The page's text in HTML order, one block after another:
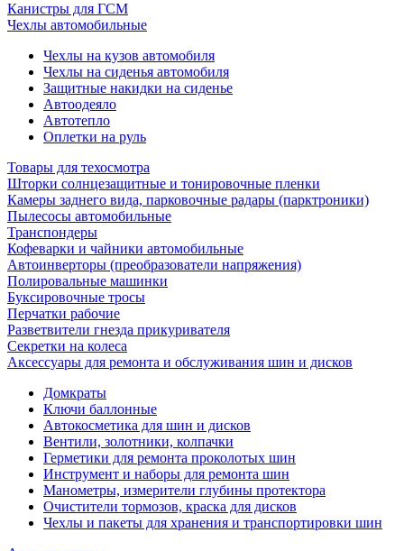
Канистры для ГСМ
Чехлы автомобильные
Чехлы на кузов автомобиля
Чехлы на сиденья автомобиля
Защитные накидки на сиденье
Автоодеяло
Автотепло
Оплетки на руль
Товары для техосмотра
Шторки солнцезащитные и тонировочные пленки
Камеры заднего вида, парковочные радары (парктроники)
Пылесосы автомобильные
Транспондеры
Кофеварки и чайники автомобильные
Автоинверторы (преобразователи напряжения)
Полировальные машинки
Буксировочные тросы
Перчатки рабочие
Разветвители гнезда прикуривателя
Секретки на колеса
Аксессуары для ремонта и обслуживания ‎шин и дисков
Домкраты
Ключи баллонные
Автокосметика для шин и дисков
Вентили, золотники, колпачки
Герметики для ремонта проколотых шин
Инструмент и наборы для ремонта шин
Манометры, измерители глубины протектора
Очистители тормозов, краска для дисков
Чехлы и пакеты для хранения и транспортировки шин